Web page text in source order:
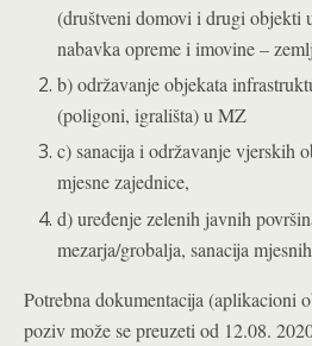
(društveni domovi i drugi objekti
nabavka opreme i imovine –
b) održavanje objekata
(poligoni, igrališta) u MZ
c) sanacija i održavanje vjerskih
mjesne zajednice,
d) uređenje zelenih javnih
mezarja/grobalja, sanacija
Potrebna dokumentacija (aplikacioni
poziv može se preuzeti od 12.08.